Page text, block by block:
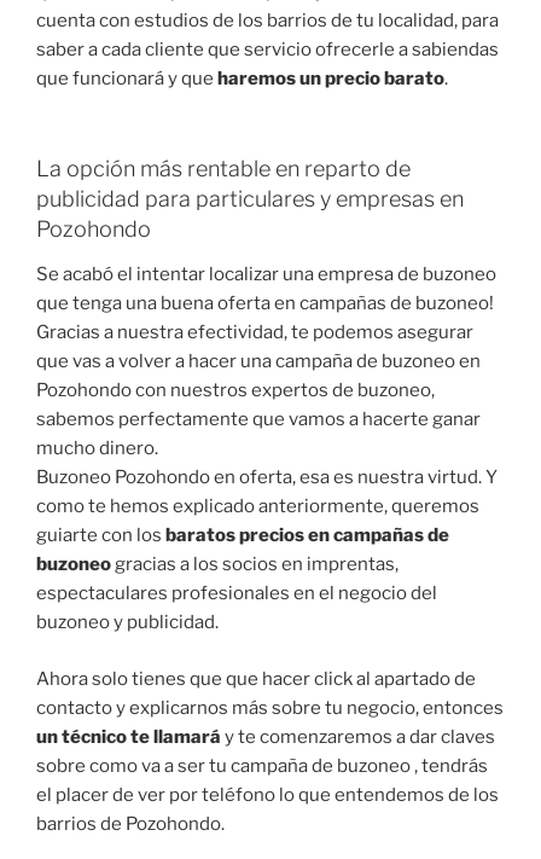
cuenta con estudios de los barrios de tu localidad, para
saber a cada cliente que servicio ofrecerle a sabiendas
que funcionará y que haremos un precio barato.
La opción más rentable en reparto de
publicidad para particulares y empresas en
Pozohondo
Se acabó el intentar localizar una empresa de buzoneo
que tenga una buena oferta en campañas de buzoneo!
Gracias a nuestra efectividad, te podemos asegurar
que vas a volver a hacer una campaña de buzoneo en
Pozohondo con nuestros expertos de buzoneo,
sabemos perfectamente que vamos a hacerte ganar
mucho dinero.
Buzoneo Pozohondo en oferta, esa es nuestra virtud. Y
como te hemos explicado anteriormente, queremos
guiarte con los baratos precios en campañas de
buzoneogracias a los socios en imprentas,
espectaculares profesionales en el negocio del
buzoneo y publicidad.
Ahora solo tienes que que hacer click al apartado de
contacto y explicarnos más sobre tu negocio, entonces
un técnico te llamará y te comenzaremos a dar claves
sobre como va a ser tu campaña de buzoneo , tendrás
el placer de ver por teléfono lo que entendemos de los
barrios de Pozohondo.